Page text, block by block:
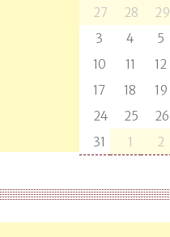
27 28 29
3
4 5
10
11 12
17
18 19
24
25 26
31
1 2